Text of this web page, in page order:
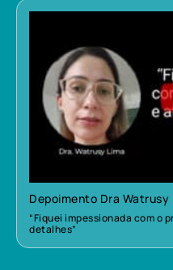
Depoimento Dra
“Fiquei impessionada com o
detalhes”